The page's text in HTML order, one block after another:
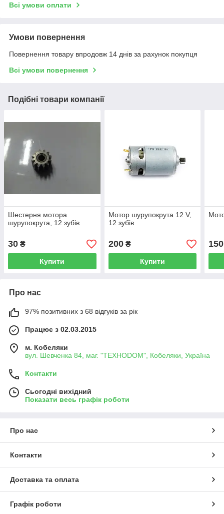
Всі умови оплати
Умови повернення
Повернення товару впродовж 14 днів за рахунок покупця
Всі умови повернення
Подібні товари компанії
Шестерня мотора
шурупокрута, 12 зубів
30 ₴
Купити
Мотор шурупокрута 12 V,
12 зубів
200₴
Купити
150
Про нас
97% позитивних з 68 відгуків за рік
Працює з 02.03.2015
м. Кобеляки
вул. Шевченка 84, маг. "ТЕХНОDOM", Кобеляки, Україна
Контакти
Сьогодні вихідний
Показати весь графік роботи
Про нас
Контакти
Доставка та оплата
Графік роботи